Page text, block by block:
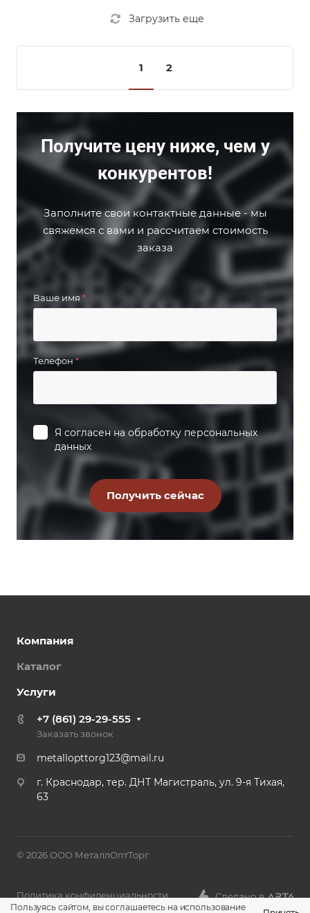
Загрузить еще
1 2
Получите цену ниже, чем у
конкурентов!
Заполните свои контактные данные - мы
свяжемся с вами и рассчитаем стоимость
заказа
Ваше имя *
Телефон*
Я согласен на обработку персональных
данных
Компания
Каталог
Услуги
+7 (861) 29-29-555
Заказать звонок
metallopttorg123@mail.ru
г. Краснодар, тер. ДНТ Магистраль, ул. 9-я Тихая,
63
© 2026 ООО МеталлОптТорг
Политика конфиденциальности
Пользуясь сайтом, вы соглашаетесь на использование